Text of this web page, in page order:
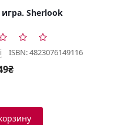
Sherlook
ISBN: 4823076149116